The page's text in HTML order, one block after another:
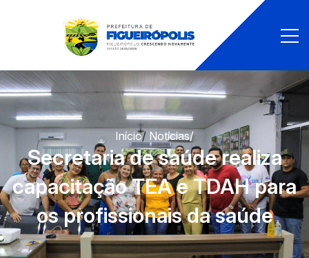
Início/ Notícias/
Secretaria de saúde realiza
capacitação TEA e TDAH para
os profissionais da saúde